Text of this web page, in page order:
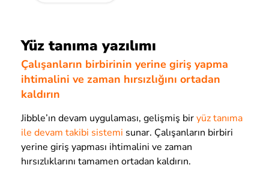
Yüz tanıma yazılımı
Çalışanların birbirinin yerine giriş yapma
ihtimalini ve zaman hırsızlığını ortadan
kaldırın
Jibble’ın devam uygulaması, gelişmiş biryüz tanıma
ile devam takibi sistemi sunar. Çalışanların birbiri
yerine giriş yapması ihtimalini ve zaman
hırsızlıklarını tamamen ortadan kaldırın.